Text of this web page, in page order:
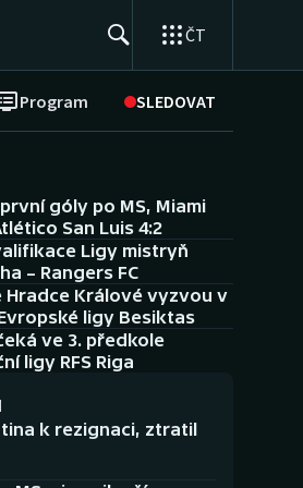
ČT
Program SLEDOVAT
góly po MS, Miami
San Luis 4:2
Ligy mistryň
– Rangers FC
Hradce Králové vyzvou v
ligy Besiktas
ve 3. předkole
ligy RFS Riga
k rezignaci, ztratil